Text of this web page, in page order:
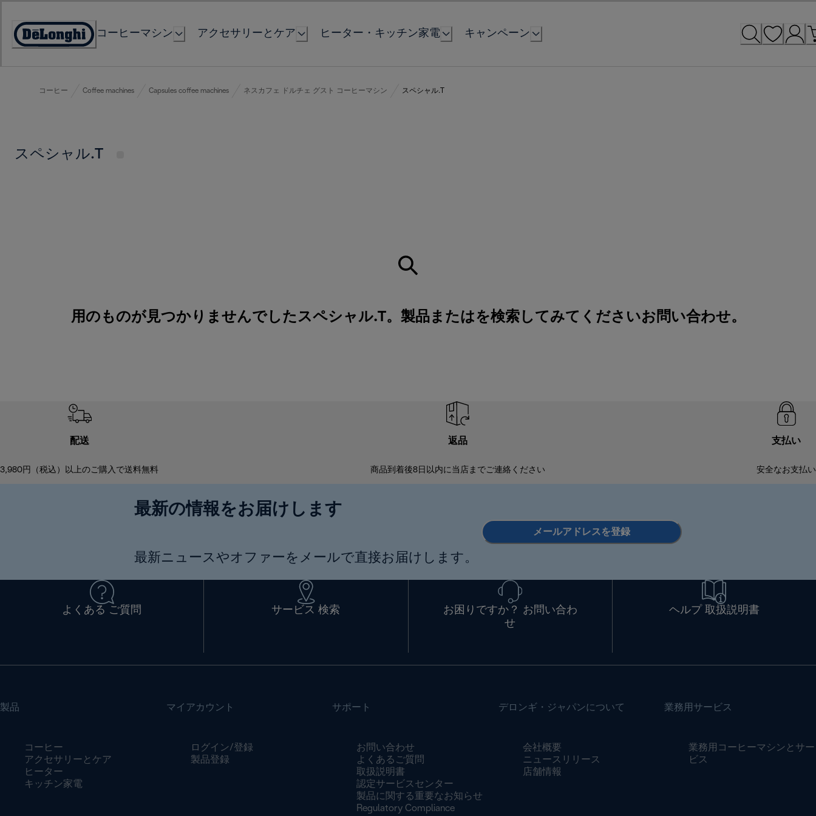
Content
Accessibility
コーヒーマシン アクセサリーとケア ヒーター・キッチン家電 キャンペーン
コーヒー Coffee machines Capsules coffee machines ネスカフェ ドルチェ グスト コーヒーマシン スペシャル.T
スペシャル.T
用のものが見つかりませんでしたスペシャル.T。製品またはを検索してみてくださいお問い合わせ。
配送
3,980円（税込）以上のご購入で送料無料
返品
商品到着後8日以内に当店までご連絡ください
支払い
安全なお支払い
最新の情報をお届けします
最新ニュースやオファーをメールで直接お届けします。
メールアドレスを登録
よくある ご質問 サービス 検索
お困りですか？ お問い合わ
せ
ヘルプ 取扱説明書
製品
コーヒー
アクセサリーとケア
ヒーター
キッチン家電
マイアカウント
ログイン/登録
製品登録
サポート
お問い合わせ
よくあるご質問
取扱説明書
認定サービスセンター
製品に関する重要なお知らせ
Regulatory Compliance
デロンギ・ジャパンについて
会社概要
ニュースリリース
店舗情報
業務用サービス
業務用コーヒーマシンとサー
ビス